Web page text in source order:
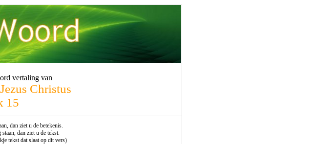
vertaling van
Christus
15
dan ziet u de betekenis.
dan ziet u de tekst.
tekst dat slaat op dit vers)